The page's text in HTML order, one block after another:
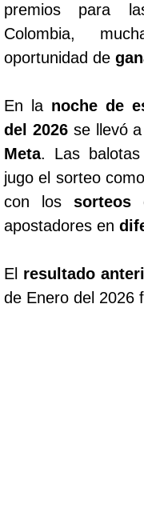
premios para
Colombia,
oportunidad de
En la noche de
del 2026se llevó a
Meta. Las
jugo el sorteo
con los sorteos
apostadores en
El resultado
de Enero del 2026